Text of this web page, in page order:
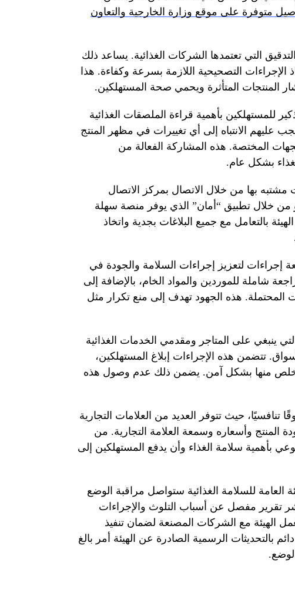
متوفرة على موقع وزارة الخارجية والتعاون
التي تعتمدها الشركات الغذائية. يساعد ذلك
الإجراءات التصحيحية اللازمة بسرعة وكفاءة. هذا
المنتجات المتأثرة ويحمي صحة المستهلكين.
للمستهلكين بأهمية قراءة الملصقات الغذائية
يجب عليهم الانتباه إلى أي تغييرات في مظهر المنتج
المختصة. هذه المشاركة الفعالة من
بشكل عام.
بها من خلال الاتصال بمركز الاتصال
أو من خلال تطبيق “أمان” الذي يوفر منصة سهلة
بالتعامل مع جميع البلاغات بجدية واتخاذ
لتعزيز إجراءات السلامة والجودة في
شاملة للموردين والمواد الخام، بالإضافة إلى
هذه الجهود تهدف إلى منع تكرار مثل
ينبغي على المتاجر ومقدمي الخدمات الغذائية
تتضمن هذه الإجراءات إبلاغ المستهلكين،
منها بشكل آمن. يضمن ذلك عدم وصول هذه
تنافسيًا، حيث تتوفر العديد من العلامات التجارية
المنتج وأسعاره وسمعة العلامة التجارية. من
بأهمية سلامة الغذاء وأن يدفع المستهلكين إلى
العامة للسلامة الغذائية ستواصل مراقبة الوضع
تقرير مفصل عن أسباب التلوث والإجراءات
الهيئة مع الشركات المصنعة لضمان تنفيذ
بالتحديثات الرسمية الصادرة عن الهيئة أمر بالغ